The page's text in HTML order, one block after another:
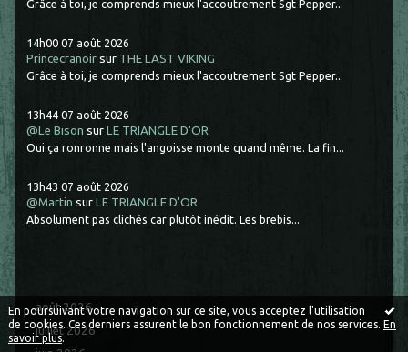
En poursuivant votre navigation sur ce site, vous acceptez l'utilisation
de cookies. Ces derniers assurent le bon fonctionnement de nos services. En
savoir plus.
Grâce à toi, je comprends mieux l'accoutrement Sgt Pepper...
14h00 07 août 2026
Princecranoir sur THE LAST VIKING
Grâce à toi, je comprends mieux l'accoutrement Sgt Pepper...
13h44 07 août 2026
@Le Bison surLE TRIANGLE D'OR
Oui ça ronronne mais l'angoisse monte quand même. La fin...
13h43 07 août 2026
@Martin surLE TRIANGLE D'OR
Absolument pas clichés car plutôt inédit. Les brebis...
août 2026
juillet 2026